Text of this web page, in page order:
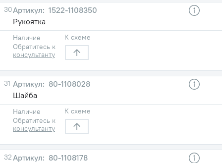
30
1522-1108350
Рукоятка
Наличие
Обратитесь к
консультанту
К схеме
31
80-1108028
Шайба
Наличие
Обратитесь к
консультанту
К схеме
32
80-1108178